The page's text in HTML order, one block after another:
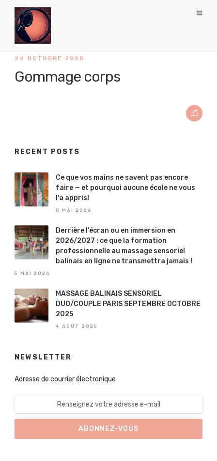
24 OCTOBRE 2020
Gommage corps
RECENT POSTS
Ce que vos mains ne savent pas encore
faire — et pourquoi aucune école ne vous
l'a appris!
8 MAI 2026
Derrière l'écran ou en immersion en
2026/2027 : ce que la formation
professionnelle au massage sensoriel
balinais en ligne ne transmettra jamais !
5 MAI 2026
MASSAGE BALINAIS SENSORIEL
DUO/COUPLE PARIS SEPTEMBRE OCTOBRE
2025
4 AOÛT 2025
NEWSLETTER
Adresse de courrier électronique